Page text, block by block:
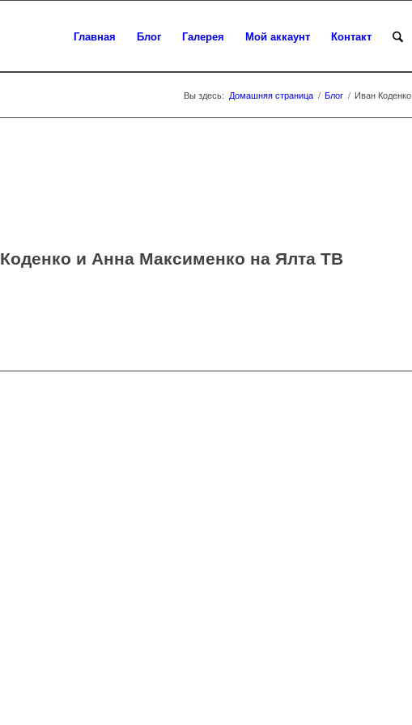
Главная Блог Галерея Мой аккаунт Контакт
Вы здесь: Домашняя страница / Блог / Иван Коденко
и Анна Максименко на Ялта ТВ